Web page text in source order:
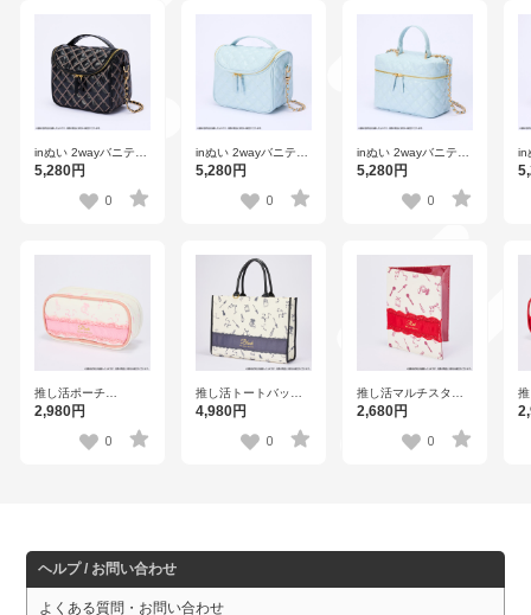
inぬい 2wayバニティ
バッグ ラウンドver.
5,280円
0
inぬい 2wayバニティ
バッグ ラウンドver.
5,280円
0
inぬい 2wayバニティ
バッグ スクエアver.
5,280円
0
in
推し活ポーチ
【PINK】
2,980円
0
推し活トートバッグ
【BLACK】
4,980円
0
推し活マルチスタン
ドケース【RED】
2,680円
0
ヘルプ / お問い合わせ
よくある質問・お問い合わせ